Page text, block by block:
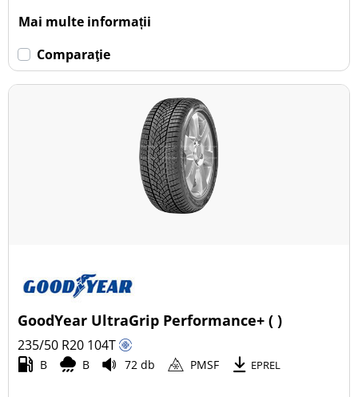
Mai multe informații
Comparaţie
GoodYear UltraGrip Performance+ ( )
235/50 R20 104T
B B 72 db PMSF EPREL